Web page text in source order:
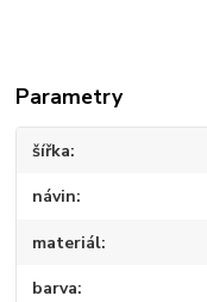
Parametry
šířka
návin
materiál
barva